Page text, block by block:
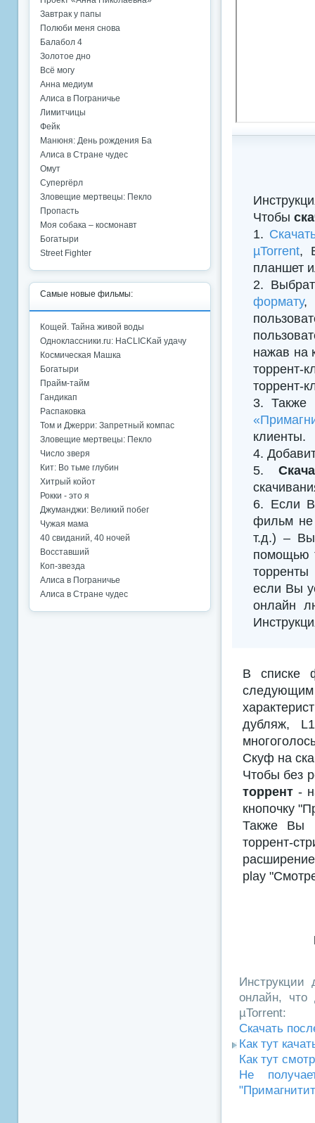
Чтобы
1.
µTorrent,
планшет
2.
формату,
нажав на
торрент-
торрент-
3. Также
клиенты.
4.
5.
6. Если
фильм не
т.д.) –
помощью
если Вы
онлайн
В списке
дубляж,
Скуф на
Чтобы без
торрент -
кнопочку
Также Вы
торрент-
play
Инструкции
онлайн, что
µTorrent:
Скачать
Как тут
Как тут
Не
Завтрак у папы
Полюби меня снова
Балабол 4
Золотое дно
Всё могу
Анна медиум
Алиса в Пограничье
Лимитчицы
Фейк
Манюня: День рождения Ба
Алиса в Стране чудес
Омут
Супергёрл
Зловещие мертвецы: Пекло
Пропасть
Моя собака – космонавт
Богатыри
Street Fighter
Самые новые фильмы:
Кощей. Тайна живой воды
Одноклассники.ru: НаCLICKай удачу
Космическая Машка
Богатыри
Прайм-тайм
Гандикап
Распаковка
Том и Джерри: Запретный компас
Зловещие мертвецы: Пекло
Число зверя
Кит: Во тьме глубин
Хитрый койот
Рокки - это я
Джуманджи: Великий побег
Чужая мама
40 свиданий, 40 ночей
Восставший
Коп-звезда
Алиса в Пограничье
Алиса в Стране чудес